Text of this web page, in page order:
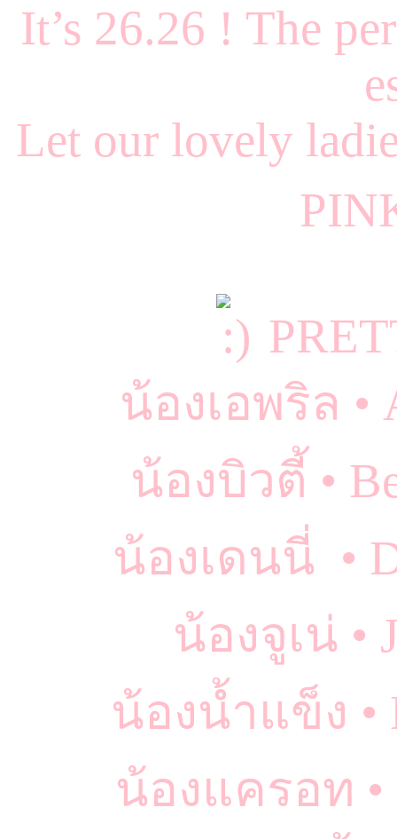
It’s 26.26 ! The
Let our lovely
น้องเอพริล •
น้องบิวตี้ •
น้องเดนนี่ •
น้องจูเน่ •
น้องน้ำแข็ง •
น้องแครอท •